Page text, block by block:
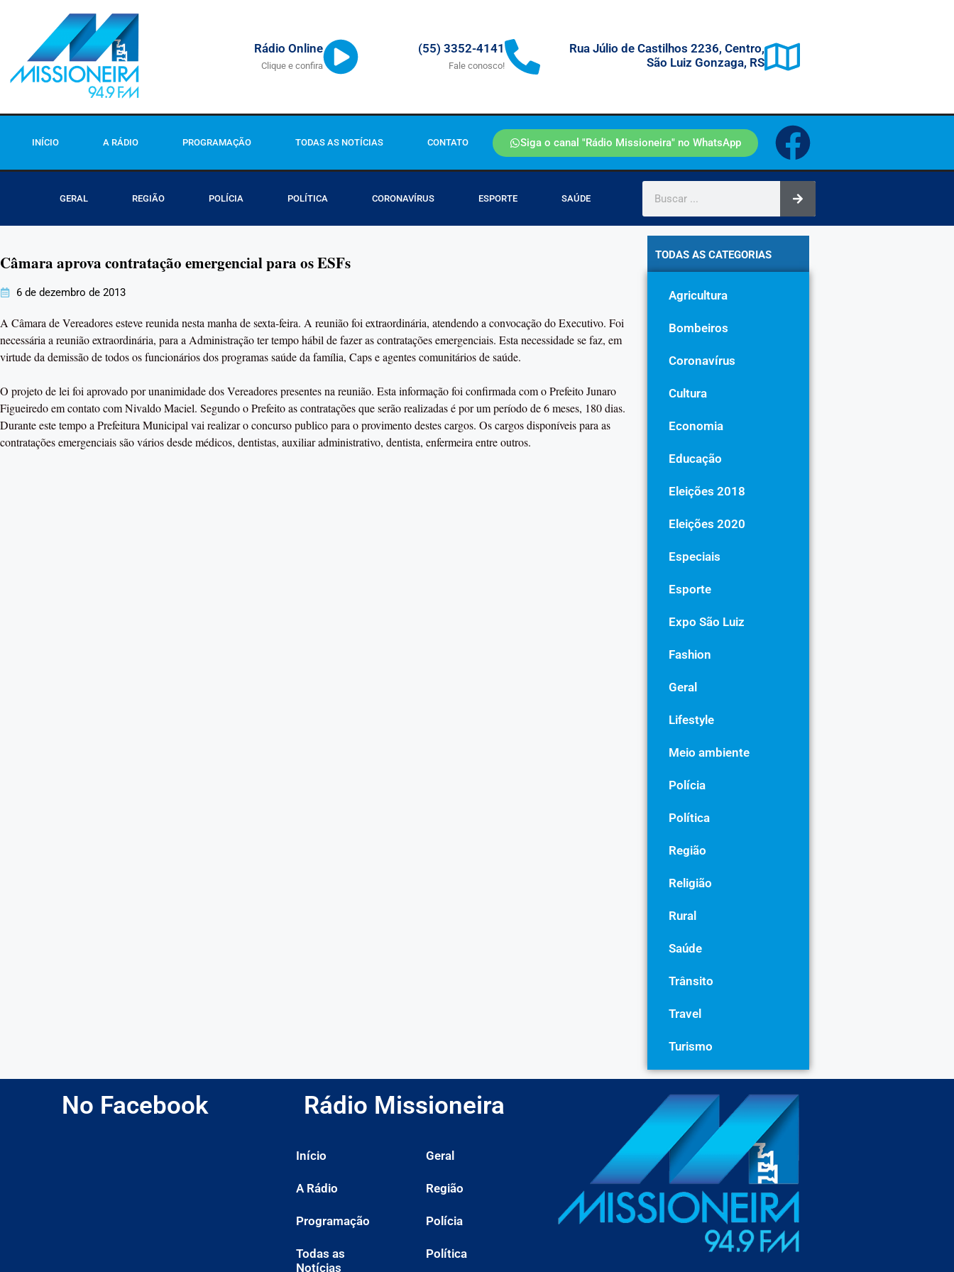
Rádio Online
Clique e confira
(55) 3352-4141
Fale conosco!
Rua Júlio de Castilhos 2236, Centro,
São Luiz Gonzaga, RS
INÍCIO A RÁDIO PROGRAMAÇÃO TODAS AS NOTÍCIAS CONTATO Siga o canal "Rádio Missioneira" no WhatsApp
GERAL REGIÃO POLÍCIA POLÍTICA CORONAVÍRUS ESPORTE SAÚDE
Câmara aprova contratação emergencial para os ESFs
6 de dezembro de 2013
A Câmara de Vereadores esteve reunida nesta manha de sexta-feira. A reunião foi extraordinária, atendendo a convocação do Executivo. Foi
necessária a reunião extraordinária, para a Administração ter tempo hábil de fazer as contratações emergenciais. Esta necessidade se faz, em
virtude da demissão de todos os funcionários dos programas saúde da família, Caps e agentes comunitários de saúde.
O projeto de lei foi aprovado por unanimidade dos Vereadores presentes na reunião. Esta informação foi confirmada com o Prefeito Junaro
Figueiredo em contato com Nivaldo Maciel. Segundo o Prefeito as contratações que serão realizadas é por um período de 6 meses, 180 dias.
Durante este tempo a Prefeitura Municipal vai realizar o concurso publico para o provimento destes cargos. Os cargos disponíveis para as
contratações emergenciais são vários desde médicos, dentistas, auxiliar administrativo, dentista, enfermeira entre outros.
TODAS AS CATEGORIAS
Agricultura
Bombeiros
Coronavírus
Cultura
Economia
Educação
Eleições 2018
Eleições 2020
Especiais
Esporte
Expo São Luiz
Fashion
Geral
Lifestyle
Meio ambiente
Polícia
Política
Região
Religião
Rural
Saúde
Trânsito
Travel
Turismo
No Facebook Rádio Missioneira
Início
A Rádio
Programação
Todas as
Notícias
Geral
Região
Polícia
Política